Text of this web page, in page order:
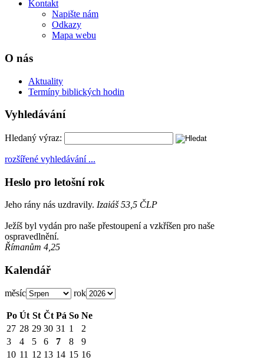
Kontakt
Napište nám
Odkazy
Mapa webu
O nás
Aktuality
Termíny biblických hodin
Vyhledávání
Hledaný výraz:
rozšířené vyhledávání ...
Heslo pro letošní rok
Jeho rány nás uzdravily. Izaiáš 53,5 ČLP
Ježíš byl vydán pro naše přestoupení a vzkříšen pro naše
ospravedlnění.
Římanům 4,25
Kalendář
měsíc rok
Po Út St Čt Pá So Ne
27 28 29 30 31 1
2
3
4 5 6 7 8
9
10 11 12 13 14 15 16